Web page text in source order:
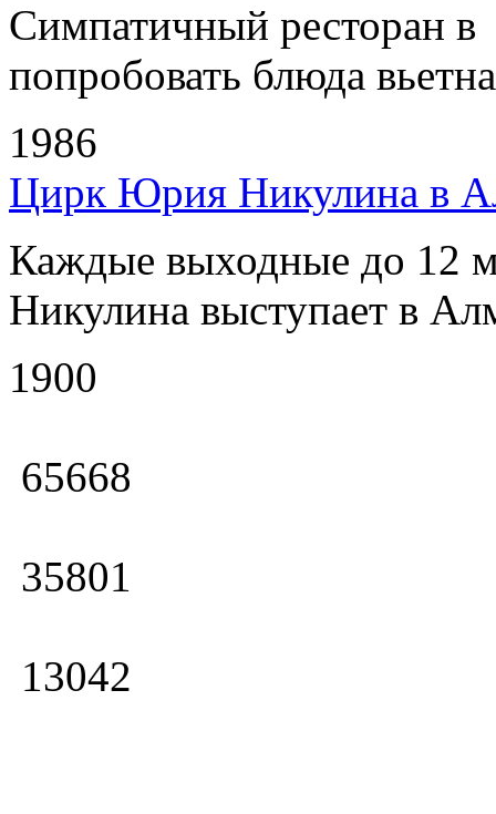
Симпатичный ресторан
попробовать блюда
1986
Цирк Юрия Никулина в
Каждые выходные до 12
Никулина выступает в
1900
65668
35801
13042